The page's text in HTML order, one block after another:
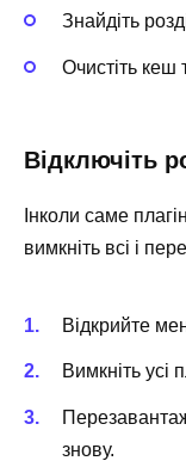
Знайдіть
Очистіть кеш
Відключіть
Інколи саме
вимкніть всі і
Відкрийте
Вимкніть усі
знову.